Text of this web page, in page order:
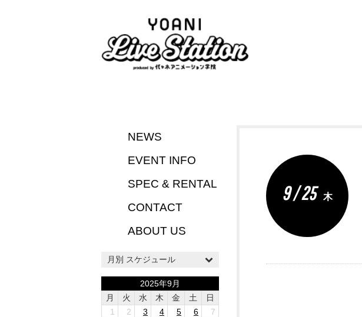
NEWS
EVENT INFO
SPEC & RENTAL
CONTACT
ABOUT US
月別 スケジュール
2025年9月
月
火 水 木 金 土
日
1
2 3 4 5 6
7
9 / 25 木